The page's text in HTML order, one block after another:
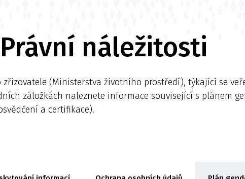
Právní náležitosti
(Ministerstva životního prostředí), týkající se
záložkách naleznete informace související s plánem
a certifikace).